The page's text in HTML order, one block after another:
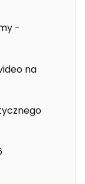
-
na